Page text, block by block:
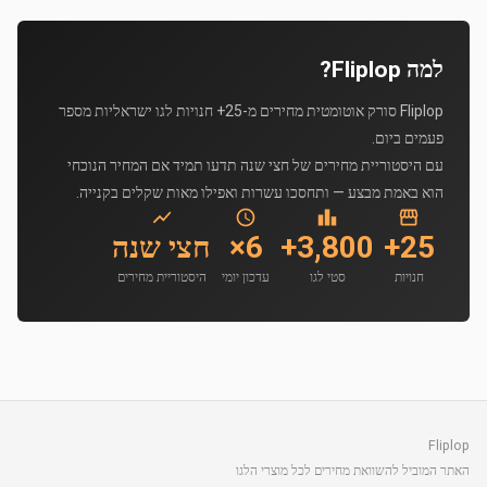
למה Fliplop?
Fliplop סורק אוטומטית מחירים מ-25+ חנויות לגו ישראליות מספר
פעמים ביום.
עם היסטוריית מחירים של חצי שנה תדעו תמיד אם המחיר הנוכחי
הוא באמת מבצע — ותחסכו עשרות ואפילו מאות שקלים בקנייה.
25+
חנויות
3,800+
סטי לגו
6×
עדכון יומי
חצי שנה
היסטוריית מחירים
Fliplop
האתר המוביל להשוואת מחירים לכל מוצרי הלגו